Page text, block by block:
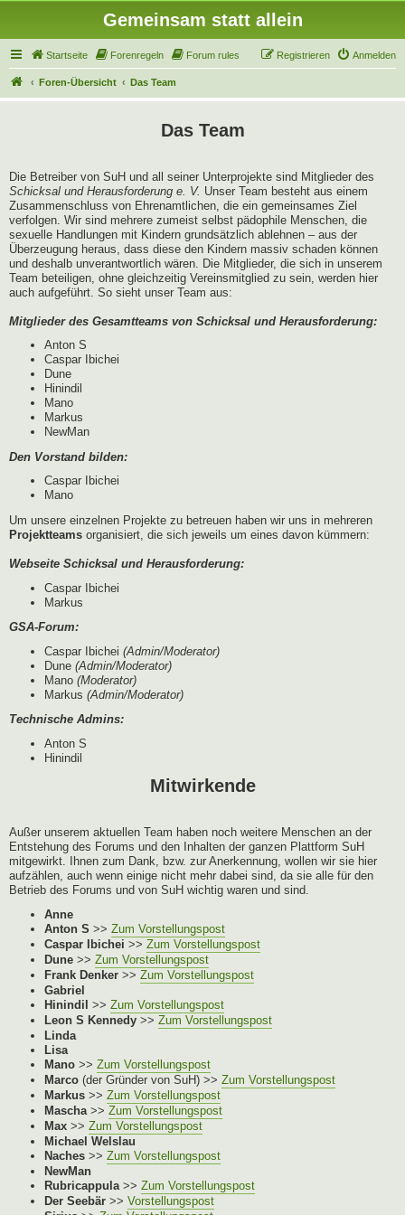
Gemeinsam statt allein
Startseite Forenregeln Forum rules Anmelden
Registrieren
Foren-Übersicht Das Team
Das Team
Die Betreiber von SuH und all seiner Unterprojekte sind Mitglieder des
Schicksal und Herausforderung e. V. Unser Team besteht aus einem
Zusammenschluss von Ehrenamtlichen, die ein gemeinsames Ziel
verfolgen. Wir sind mehrere zumeist selbst pädophile Menschen, die
sexuelle Handlungen mit Kindern grundsätzlich ablehnen – aus der
Überzeugung heraus, dass diese den Kindern massiv schaden können
und deshalb unverantwortlich wären. Die Mitglieder, die sich in unserem
Team beteiligen, ohne gleichzeitig Vereinsmitglied zu sein, werden hier
auch aufgeführt. So sieht unser Team aus:
Mitglieder des Gesamtteams von Schicksal und Herausforderung:
Anton S
Caspar Ibichei
Dune
Hinindil
Mano
Markus
NewMan
Den Vorstand bilden:
Caspar Ibichei
Mano
Um unsere einzelnen Projekte zu betreuen haben wir uns in mehreren
Projektteams organisiert, die sich jeweils um eines davon kümmern:
Webseite Schicksal und Herausforderung:
Caspar Ibichei
Markus
GSA-Forum:
Caspar Ibichei (Admin/Moderator)
Dune (Admin/Moderator)
Mano (Moderator)
Markus (Admin/Moderator)
Technische Admins:
Anton S
Hinindil
Mitwirkende
Außer unserem aktuellen Team haben noch weitere Menschen an der
Entstehung des Forums und den Inhalten der ganzen Plattform SuH
mitgewirkt. Ihnen zum Dank, bzw. zur Anerkennung, wollen wir sie hier
aufzählen, auch wenn einige nicht mehr dabei sind, da sie alle für den
Betrieb des Forums und von SuH wichtig waren und sind.
Anne
Anton S >> Zum Vorstellungspost
Caspar Ibichei >> Zum Vorstellungspost
Dune >> Zum Vorstellungspost
Frank Denker >> Zum Vorstellungspost
Gabriel
Hinindil >> Zum Vorstellungspost
Leon S Kennedy >> Zum Vorstellungspost
Linda
Lisa
Mano >> Zum Vorstellungspost
Marco (der Gründer von SuH) >> Zum Vorstellungspost
Markus >> Zum Vorstellungspost
Mascha >> Zum Vorstellungspost
Max >> Zum Vorstellungspost
Michael Welslau
Naches >> Zum Vorstellungspost
NewMan
Rubricappula >> Zum Vorstellungspost
Der Seebär >> Vorstellungspost